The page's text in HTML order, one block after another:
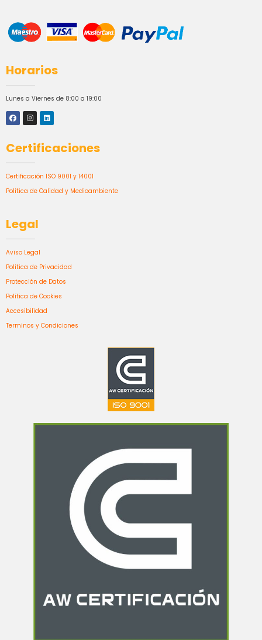
Horarios
Lunes a Viernes de 8:00 a 19:00
Certificaciones
Certificación ISO 9001 y 14001
Política de Calidad y Medioambiente
Legal
Aviso Legal
Política de Privacidad
Protección de Datos
Política de Cookies
Accesibilidad
Terminos y Condiciones